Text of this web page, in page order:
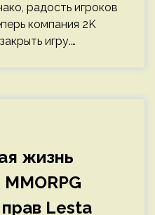
радость игроков
компания 2K
игру.…
жизнь
Lesta